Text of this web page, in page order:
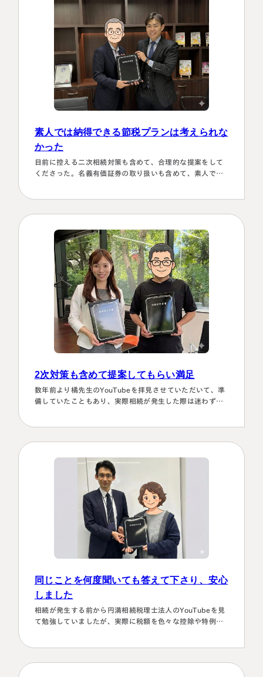
とができほっとしていま…
素人では納得できる節税プランは考えられな
かった
目前に控える二次相続対策も含めて、合理的な提案をして
くださった。名義有価証券の取り扱いも含めて、素人では
2次対策も含めて提案してもらい満足
数年前より橘先生のYouTubeを拝見させていただいて、準
備していたこともあり、実際相続が発生した際は迷わず相
同じことを何度聞いても答えて下さり、安心
しました
相続が発生する前から円満相続税理士法人のYouTubeを見
て勉強していましたが、実際に税額を色々な控除や特例を